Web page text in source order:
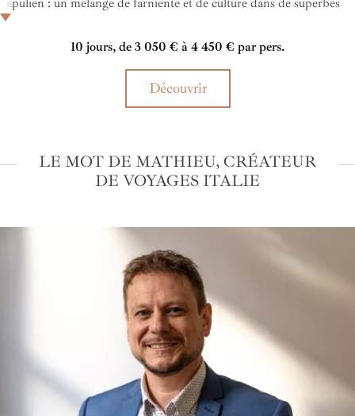
apulien : un mélange de farniente et de culture dans de superbes
villes blanches méconnues de tous !
10 jours, de 3 050 € à 4 450 € par pers.
Découvrir
LE MOT DE MATHIEU, CRÉATEUR
DE VOYAGES ITALIE